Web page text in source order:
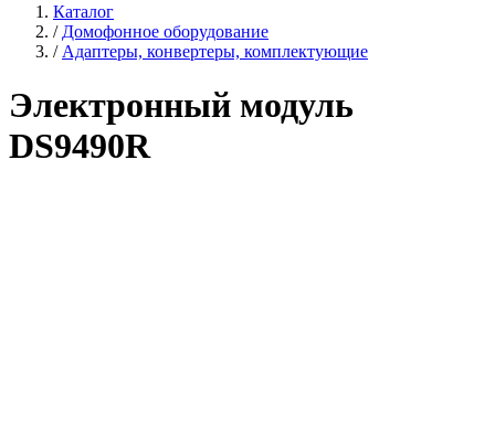
Каталог
/ Домофонное оборудование
/ Адаптеры, конвертеры, комплектующие
Электронный модуль
DS9490R